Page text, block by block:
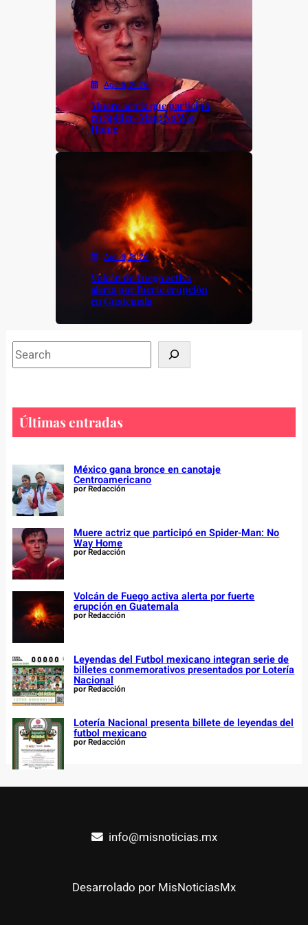
Ago 5, 2026
Muere actriz que participó
en Spider-Man: No Way
Home
Ago 5, 2026
Volcán de Fuego activa
alerta por fuerte erupción
en Guatemala
S
e
r
h
Últimas entradas
México gana bronce en canotaje
Centroamericano
por Redacción
Muere actriz que participó en Spider-Man: No
Way Home
por Redacción
Volcán de Fuego activa alerta por fuerte
erupción en Guatemala
por Redacción
Leyendas del Futbol mexicano integran serie de
billetes conmemorativos presentados por Lotería
Nacional
por Redacción
Lotería Nacional presenta billete de leyendas del
futbol mexicano
por Redacción
info@misnoticias.mx
Desarrolado por MisNoticiasMx